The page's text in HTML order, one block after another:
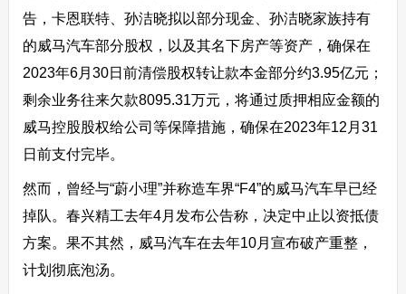
告，卡恩联特、孙洁晓拟以部分现金、孙洁晓家族持有
的威马汽车部分股权，以及其名下房产等资产，确保在
2023年6月30日前清偿股权转让款本金部分约3.95亿元；
剩余业务往来欠款8095.31万元，将通过质押相应金额的
威马控股股权给公司等保障措施，确保在2023年12月31
日前支付完毕。
然而，曾经与“蔚小理”并称造车界“F4”的威马汽车早已经
掉队。春兴精工去年4月发布公告称，决定中止以资抵债
方案。果不其然，威马汽车在去年10月宣布破产重整，
计划彻底泡汤。